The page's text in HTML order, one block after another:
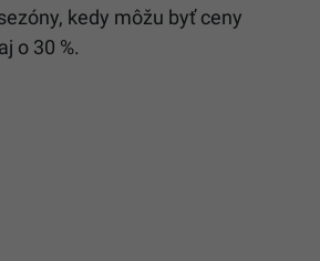
kedy môžu byť ceny
o 30 %.